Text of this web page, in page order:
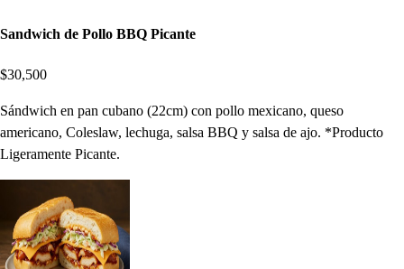
Sandwich de Pollo BBQ Picante
$30,500
Sándwich en pan cubano (22cm) con pollo mexicano, queso
americano, Coleslaw, lechuga, salsa BBQ y salsa de ajo. *Producto
Ligeramente Picante.